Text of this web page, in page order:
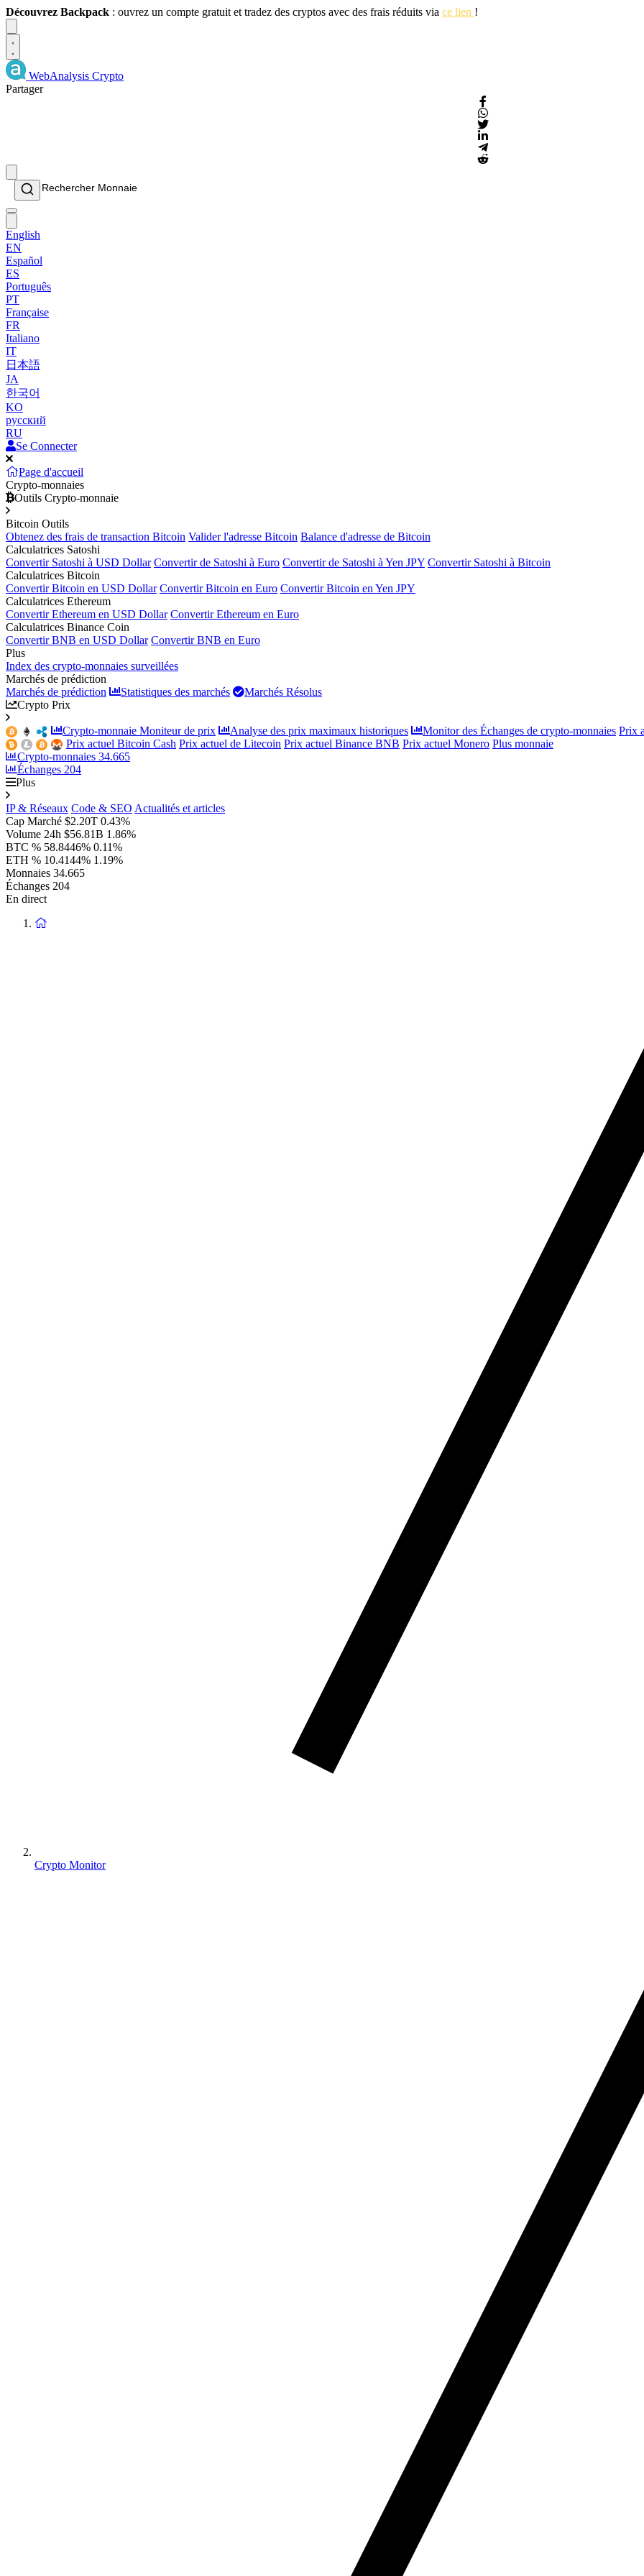
Découvrez Backpack : ouvrez un compte gratuit et tradez des cryptos avec des frais réduits via ce lien !
WebAnalysis Crypto
Partager
English
EN
Español
ES
Português
PT
Française
FR
Italiano
IT
日本語
JA
한국어
KO
русский
RU
Se Connecter
Page d'accueil
Crypto-monnaies
Outils Crypto-monnaie
Bitcoin Outils
Obtenez des frais de transaction Bitcoin Valider l'adresse Bitcoin Balance d'adresse de Bitcoin
Calculatrices Satoshi
Convertir Satoshi à USD Dollar Convertir de Satoshi à Euro Convertir de Satoshi à Yen JPY Convertir Satoshi à Bitcoin
Calculatrices Bitcoin
Convertir Bitcoin en USD Dollar Convertir Bitcoin en Euro Convertir Bitcoin en Yen JPY
Calculatrices Ethereum
Convertir Ethereum en USD Dollar Convertir Ethereum en Euro
Calculatrices Binance Coin
Convertir BNB en USD Dollar Convertir BNB en Euro
Plus
Index des crypto-monnaies surveillées
Marchés de prédiction
Marchés de prédiction
Statistiques des marchés
Marchés Résolus
Crypto Prix
Crypto-monnaie Moniteur de prix Analyse des prix maximaux historiques Monitor des Échanges de crypto-monnaies Prix
Prix actuel Bitcoin Cash Prix actuel de Litecoin Prix actuel Binance BNB Prix actuel Monero Plus monnaie
Crypto-monnaies 34.665
Échanges 204
Plus
IP & Réseaux Code & SEO Actualités et articles
Cap Marché $2.20T 0.43%
Volume 24h $56.81B 1.86%
BTC % 58.8446% 0.11%
ETH % 10.4144% 1.19%
Monnaies 34.665
Échanges 204
En direct
Crypto Monitor